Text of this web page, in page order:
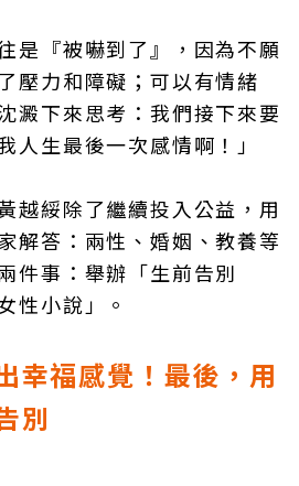
是『被嚇到了』，因為不願
壓力和障礙；可以有情緒
澱下來思考：我們接下來要
人生最後一次感情啊！」
越綏除了繼續投入公益，用
解答：兩性、婚姻、教養等
件事：舉辦「生前告別
性小說」。
幸福感覺！最後，用
別